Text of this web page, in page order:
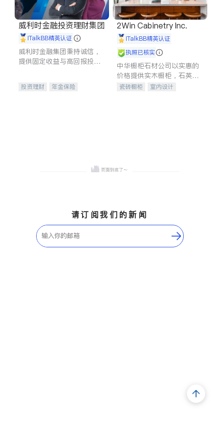
威利时金融投资理财集团
iTalkBB精英认证
威利时金融集团秉持诚信，
提供固定收益与高回报投资
合，助力客户实现目标
投资理财
年金保险
2Win Cabinetry Inc.
iTalkBB精英认证
执照已核实
中华橱柜石材公司以实惠的
价格提供实木橱柜，石英石
台面，多种优质不锈钢水
瓷砖橱柜
室内设计
请订阅我们的新闻